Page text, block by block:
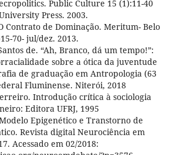
Public Culture 15 (1):11-40
Press. 2003.
Contrato de Dominação. Meritum- Belo
70- jul/dez. 2013.
de. “Ah, Branco, dá um tempo!”:
sobre a ótica da juventude
de graduação em Antropologia (63
Fluminense. Niterói, 2018
Introdução crítica à sociologia
Editora UFRJ, 1995
Modelo Epigenético e Transtorno de
Revista digital Neurociência em
Acessado em 02/2018: